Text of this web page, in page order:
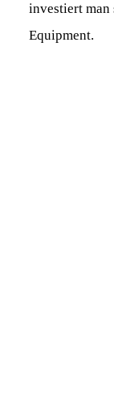
investiert man
Equipment.